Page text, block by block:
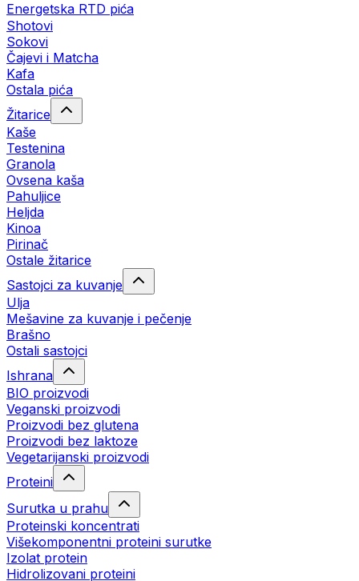
Energetska RTD pića
Shotovi
Sokovi
Čajevi i Matcha
Kafa
Ostala pića
Žitarice
Kaše
Testenina
Granola
Ovsena kaša
Pahuljice
Heljda
Kinoa
Pirinač
Ostale žitarice
Sastojci za kuvanje
Ulja
Mešavine za kuvanje i pečenje
Brašno
Ostali sastojci
Ishrana
BIO proizvodi
Veganski proizvodi
Proizvodi bez glutena
Proizvodi bez laktoze
Vegetarijanski proizvodi
Proteini
Surutka u prahu
Proteinski koncentrati
Višekomponentni proteini surutke
Izolat protein
Hidrolizovani proteini